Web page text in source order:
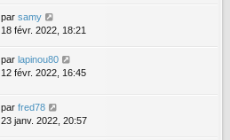
par samy
18 févr. 2022, 18:21
par lapinou80
12 févr. 2022, 16:45
par fred78
23 janv. 2022, 20:57